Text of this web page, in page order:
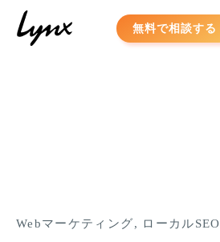
Skip
無料で相談する
Webマーケティング ローカルSEO